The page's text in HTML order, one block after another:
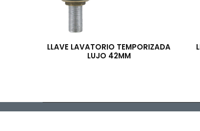
LLAVE LAVATORIO TEMPORIZADA
LUJO 42MM